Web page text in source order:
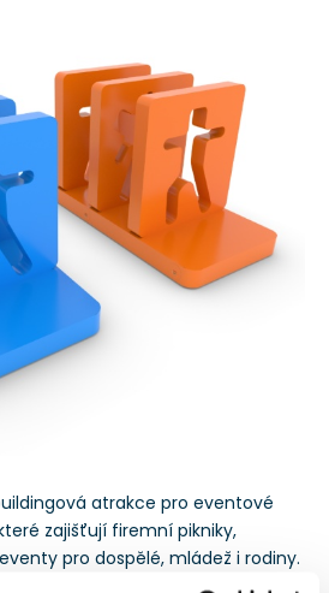
atrakce pro eventové
zajišťují firemní pikniky,
pro dospělé, mládež i rodiny.
otevřené aktivní zóny, kde je